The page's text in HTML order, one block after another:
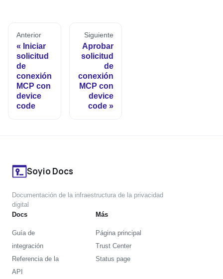
Anterior
Iniciar
solicitud
de
conexión
MCP con
device
code
Siguiente
Aprobar
solicitud
de
conexión
MCP con
device
code
Soyio Docs
Documentación de la infraestructura de la privacidad
digital
Docs
Guía de
integración
Referencia de la
API
Más
Página principal
Trust Center
Status page